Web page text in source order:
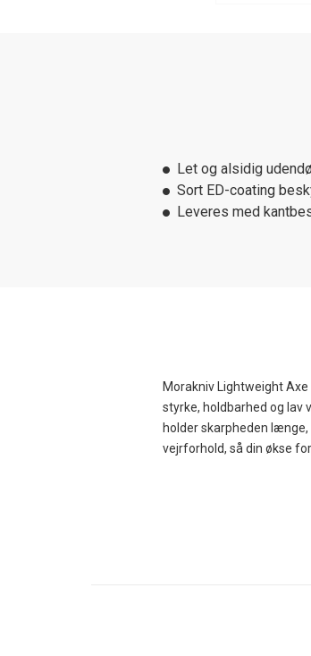
Let og alsidig
Sort ED-coating
Leveres med
Morakniv Lightweight
styrke, holdbarhed og lav
holder skarpheden
vejrforhold, så din økse